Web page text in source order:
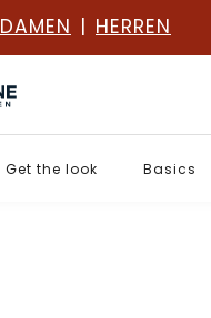
DAMEN | HERREN
Get the look Basics